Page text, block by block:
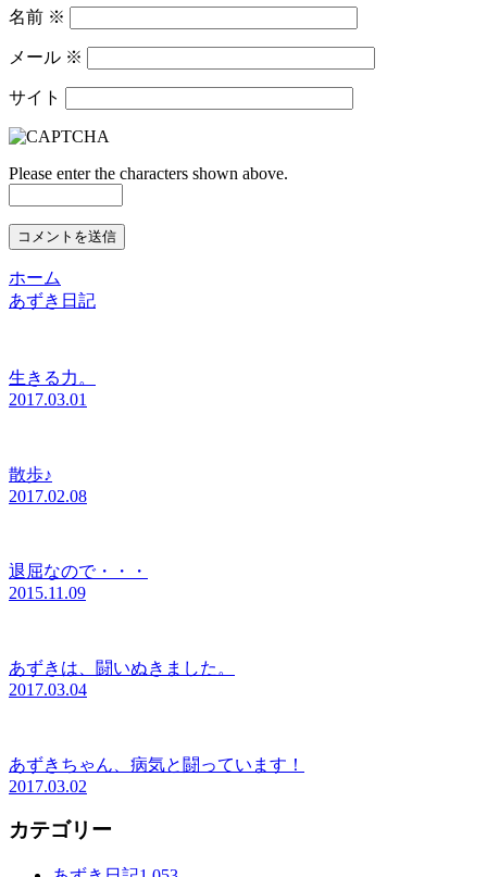
名前 ※
メール ※
サイト
Please enter the characters shown above.
ホーム
あずき日記
生きる力。
2017.03.01
散歩♪
2017.02.08
退屈なので・・・
2015.11.09
あずきは、闘いぬきました。
2017.03.04
あずきちゃん、病気と闘っています！
2017.03.02
カテゴリー